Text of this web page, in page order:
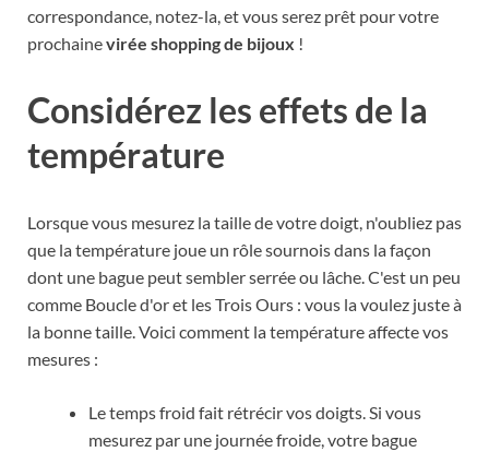
correspondance, notez-la, et vous serez prêt pour votre
prochainevirée shopping de bijoux !
Considérez les effets de la
température
Lorsque vous mesurez la taille de votre doigt, n'oubliez pas
que la température joue un rôle sournois dans la façon
dont une bague peut sembler serrée ou lâche. C'est un peu
comme Boucle d'or et les Trois Ours : vous la voulez juste à
la bonne taille. Voici comment la température affecte vos
mesures :
Le temps froid fait rétrécir vos doigts. Si vous
mesurez par une journée froide, votre bague